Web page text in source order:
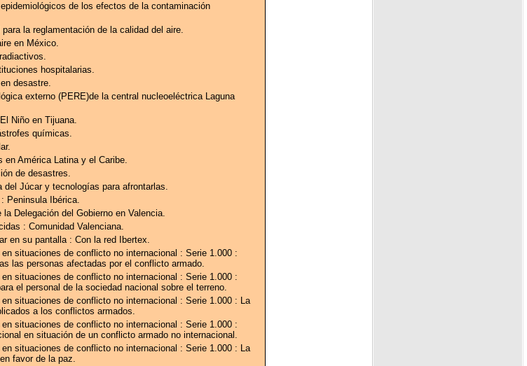
de los efectos de la contaminación
la reglamentación de la calidad del aire.
en México.
hospitalarias.
desastre.
externo (PERE)de la central nucleoeléctrica Laguna
Niño en Tijuana.
químicas.
en América Latina y el Caribe.
de desastres.
del Júcar y tecnologías para afrontarlas.
Peninsula Ibérica.
la Delegación del Gobierno en Valencia.
: Comunidad Valenciana.
en su pantalla : Con la red Ibertex.
situaciones de conflicto no internacional : Serie 1.000 :
las personas afectadas por el conflicto armado.
situaciones de conflicto no internacional : Serie 1.000 :
el personal de la sociedad nacional sobre el terreno.
situaciones de conflicto no internacional : Serie 1.000 : La
a los conflictos armados.
situaciones de conflicto no internacional : Serie 1.000 :
en situación de un conflicto armado no internacional.
situaciones de conflicto no internacional : Serie 1.000 : La
favor de la paz.